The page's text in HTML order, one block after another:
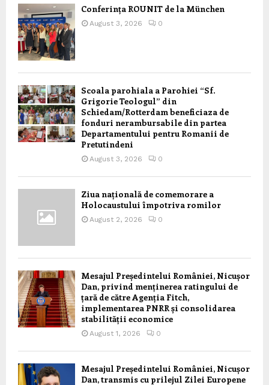
Conferința ROUNIT de la München
August 3, 2026 0
Scoala parohiala a Parohiei “Sf.
Grigorie Teologul” din
Schiedam/Rotterdam beneficiaza de
fonduri nerambursabile din partea
Departamentului pentru Romanii de
Pretutindeni
August 3, 2026 0
Ziua națională de comemorare a
Holocaustului împotriva romilor
August 2, 2026 0
Mesajul Președintelui României, Nicușor
Dan, privind menținerea ratingului de
țară de către Agenția Fitch,
implementarea PNRR și consolidarea
stabilității economice
August 1, 2026 0
Mesajul Președintelui României, Nicușor
Dan, transmis cu prilejul Zilei Europene